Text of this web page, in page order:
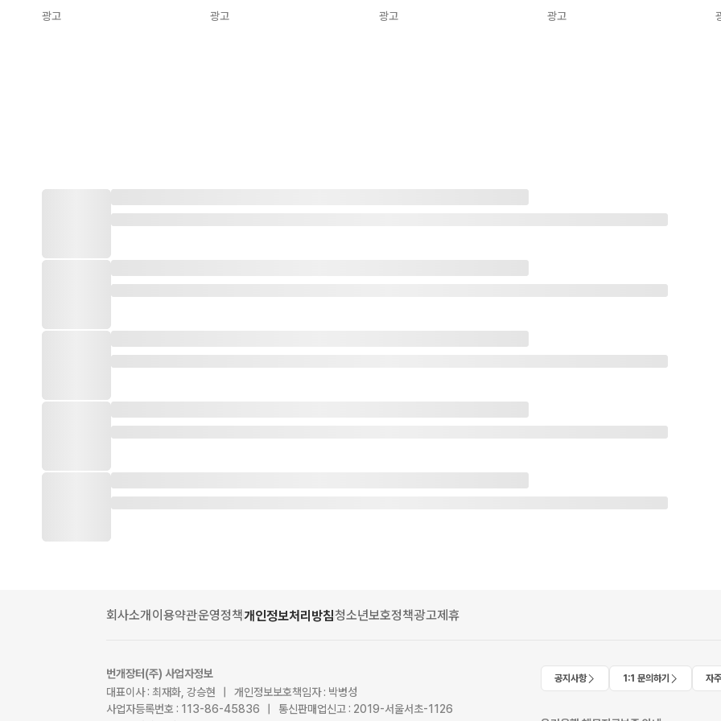
광고 광고 광고 광고
회사소개이용약관운영정책개인정보처리방침청소년보호정책광고제휴
번개장터(주) 사업자정보
대표이사 : 최재화, 강승현 | 개인정보보호책임자 : 박병성
사업자등록번호 : 113-86-45836 | 통신판매업신고 : 2019-서울서초-1126
공지사항 1:1 문의하기 자